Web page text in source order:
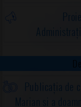
Publicația de
Marian și a